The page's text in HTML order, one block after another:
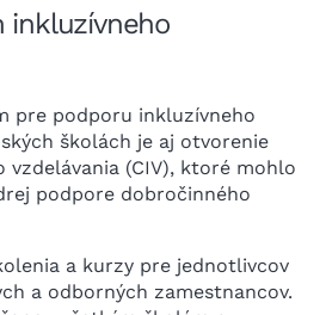
inkluzívneho
pre podporu inkluzívneho
školách je aj otvorenie
vzdelávania (CIV), ktoré mohlo
podpore dobročinného
a kurzy pre jednotlivcov
a odborných zamestnancov.